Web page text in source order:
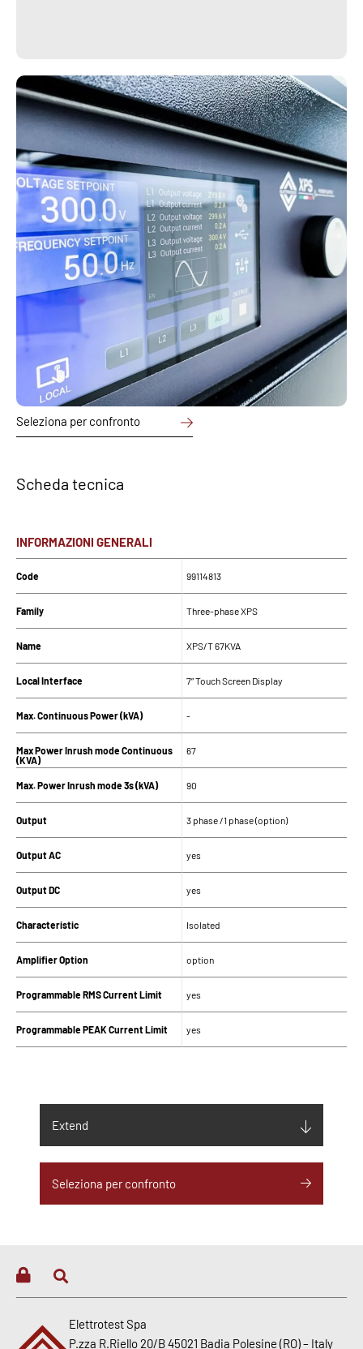
Seleziona per confronto
Scheda tecnica
INFORMAZIONI GENERALI
Code
Family
Name
Local Interface
Max. Continuous Power (kVA)
Max Power Inrush mode Continuous
(KVA)
Max. Power Inrush mode 3s (kVA)
Output
Output AC
Output DC
Characteristic
Amplifier Option
Programmable RMS Current Limit
Programmable PEAK Current Limit
Input supply (V)
Maximum input current neutral
99114813
Three-phase XPS
XPS/T 67KVA
7” Touch Screen Display
-
67
90
3 phase /1 phase (option)
yes
yes
Isolated
option
yes
yes
400Vac ± 10% 3Ph Without neutral
Extend
Seleziona per confronto
Elettrotest Spa
P.zza R.Riello 20/B 45021 Badia Polesine (RO) – Italy